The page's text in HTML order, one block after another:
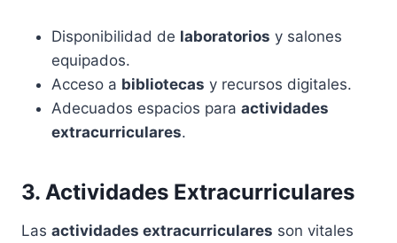
Disponibilidad de laboratorios y salones
equipados.
Acceso a bibliotecas y recursos digitales.
Adecuados espacios para actividades
extracurriculares.
3. Actividades Extracurriculares
Las actividades extracurriculares son vitales